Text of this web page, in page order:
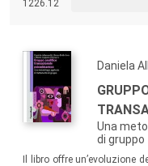
modo ottimale la propria
1226.12
Daniela
Una
di gruppo
Il libro offre un’evoluzione